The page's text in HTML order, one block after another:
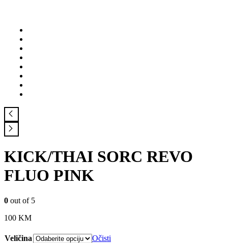
KICK/THAI SORC REVO
FLUO PINK
0 out of 5
100 KM
Veličina
Očisti